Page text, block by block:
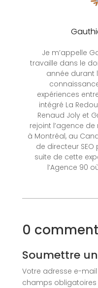
Je m’appelle
travaille dans le
année durant
expériences
intégré La
Renaud Joly et
rejoint l’agence
à Montréal, au
de directeur SEO
suite de cette
l’Agence 90
0
Soumettre
Votre adresse e-
champs